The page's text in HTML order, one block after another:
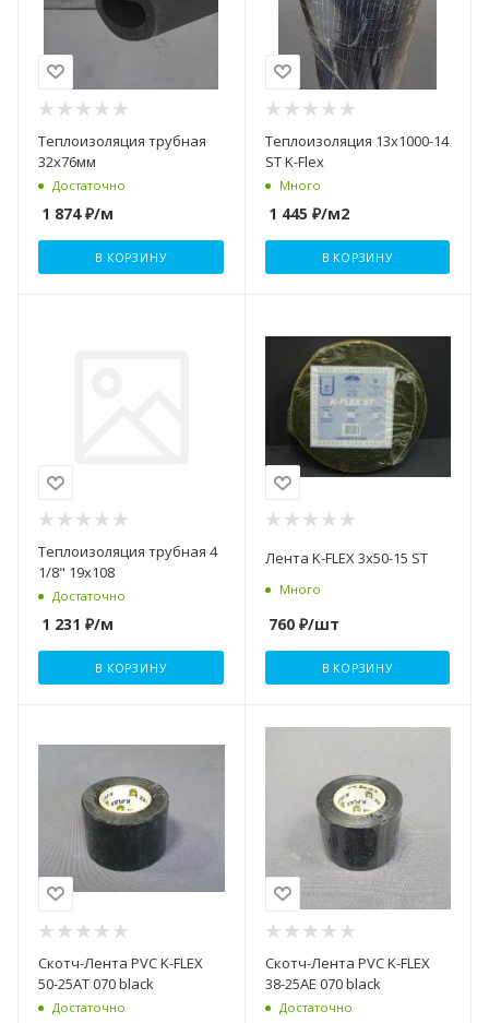
Теплоизоляция трубная
32х76мм
Достаточно
1 874₽/м
В КОРЗИНУ
Теплоизоляция 13х1000-14
ST K-Flex
Много
1 445 ₽/м2
В КОРЗИНУ
Теплоизоляция трубная 4
1/8" 19х108
Достаточно
1 231 ₽/м
В КОРЗИНУ
Лента K-FLEX 3х50-15 ST
Много
760₽/шт
В КОРЗИНУ
Скотч-Лента PVC K-FLEX
50-25АT 070 black
Достаточно
Скотч-Лента PVC K-FLEX
38-25АЕ 070 black
Достаточно